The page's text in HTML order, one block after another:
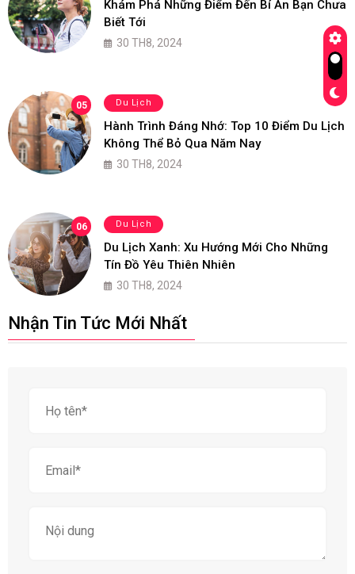
Khám Phá Những Điểm Đến Bí Ẩn Bạn Chưa
Biết Tới
30 TH8, 2024
05 Du Lịch
Hành Trình Đáng Nhớ: Top 10 Điểm Du Lịch
Không Thể Bỏ Qua Năm Nay
30 TH8, 2024
06 Du Lịch
Du Lịch Xanh: Xu Hướng Mới Cho Những
Tín Đồ Yêu Thiên Nhiên
30 TH8, 2024
Nhận Tin Tức Mới Nhất